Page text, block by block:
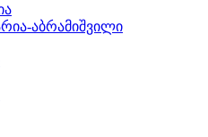
აბრამიშვილი